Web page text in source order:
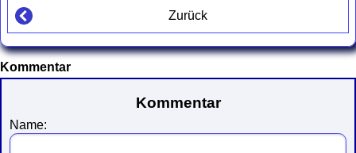
Zurück
Kommentar
Kommentar
Name: